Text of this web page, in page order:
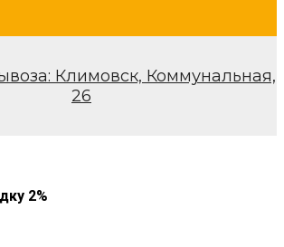
Климовск, Коммунальная,
26
2%